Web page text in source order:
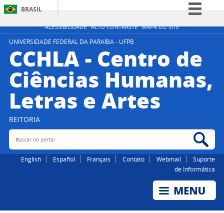
ACESSIBILIDADE ALTO CONTRASTE MAPA DO SITE
BRASIL
Simplifique!
Participe
Legislação
Canais
UNIVERSIDADE FEDERAL DA PARAÍBA - UFPB
CCHLA - Centro de
Ciências Humanas,
Letras e Artes
REITORIA
Buscar no portal
English Español Français Contato Webmail
Suporte
de Informática